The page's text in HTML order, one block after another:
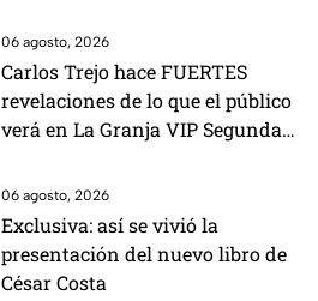
06 agosto, 2026
Carlos Trejo hace FUERTES
revelaciones de lo que el público
verá en La Granja VIP Segunda
06 agosto, 2026
Exclusiva: así se vivió la
presentación del nuevo libro de
César Costa